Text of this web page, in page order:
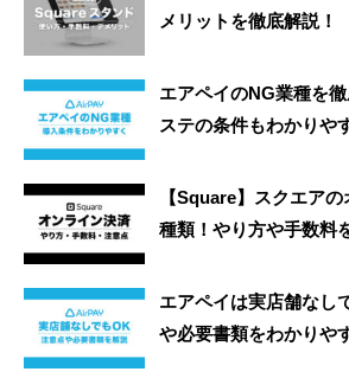
メリットを徹底解説！
エアペイのNG業種を
ステの条件もわかりや
【Square】スクエア
種類！やり方や手数料
エアペイは実店舗なし
や必要書類をわかりや